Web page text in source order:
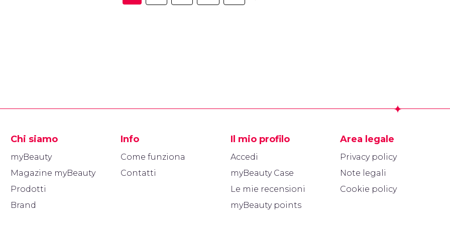
Chi siamo
myBeauty
Magazine myBeauty
Prodotti
Brand
Info
Come funziona
Contatti
Il mio profilo
Accedi
myBeauty Case
Le mie recensioni
myBeauty points
Area legale
Privacy policy
Note legali
Cookie policy